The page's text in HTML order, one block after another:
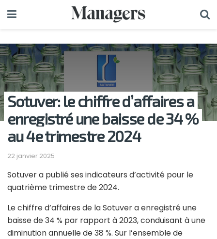
Sotuver: le chiffre d’affaires a
enregistré une baisse de 34 %
au 4e trimestre 2024
22 janvier 2025
Sotuver a publié ses indicateurs d’activité pour le
quatrième trimestre de 2024.
Le chiffre d’affaires de la Sotuver a enregistré une
baisse de 34 % par rapport à 2023, conduisant à une
diminution annuelle de 38 %. Sur l’ensemble de